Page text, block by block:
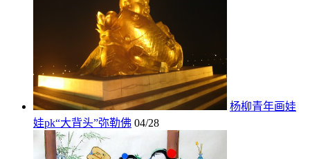
杨柳青年画娃
娃pk“大背头”弥勒佛 04/28